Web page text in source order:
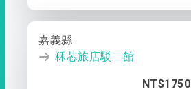
嘉義縣
秝芯旅店駁二館
NT$1750